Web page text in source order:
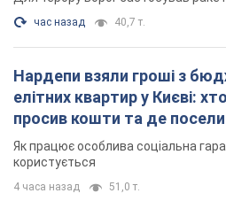
Російська армія обстріляла
багатоповерхівки в
більше 20 постраждалих
Ворог навмисно обстрілює житлові
час назад 3,5 т.